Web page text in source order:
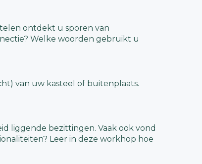
ontdekt u sporen van
Welke woorden gebruikt u
van uw kasteel of buitenplaats.
liggende bezittingen. Vaak ook vond
Leer in deze workhop hoe